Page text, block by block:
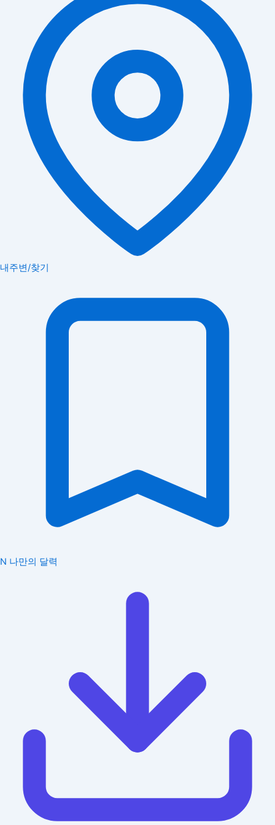
내주변/찾기
N 나만의 달력